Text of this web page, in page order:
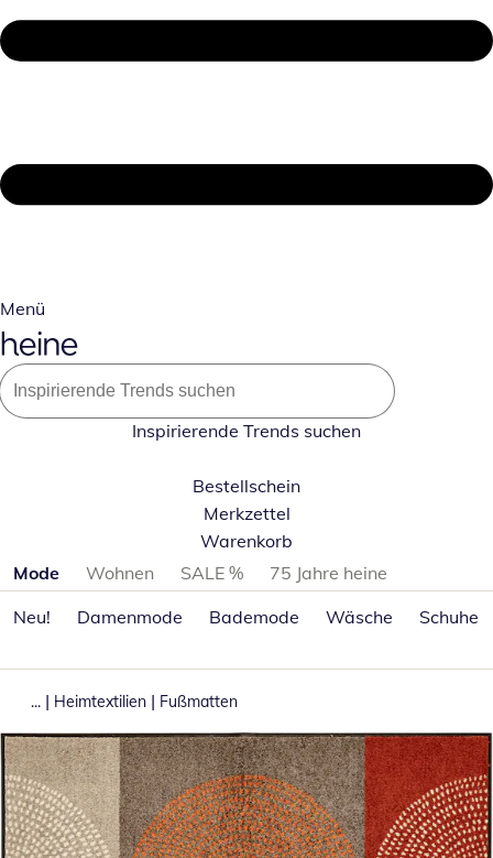
Menü
Inspirierende Trends suchen
Bestellschein
Merkzettel
Warenkorb
Produktkategorien überspringen
Mode Wohnen SALE %
75 Jahre heine
Neu!
Damenmode Bademode Wäsche Schuhe
... | Heimtextilien | Fußmatten